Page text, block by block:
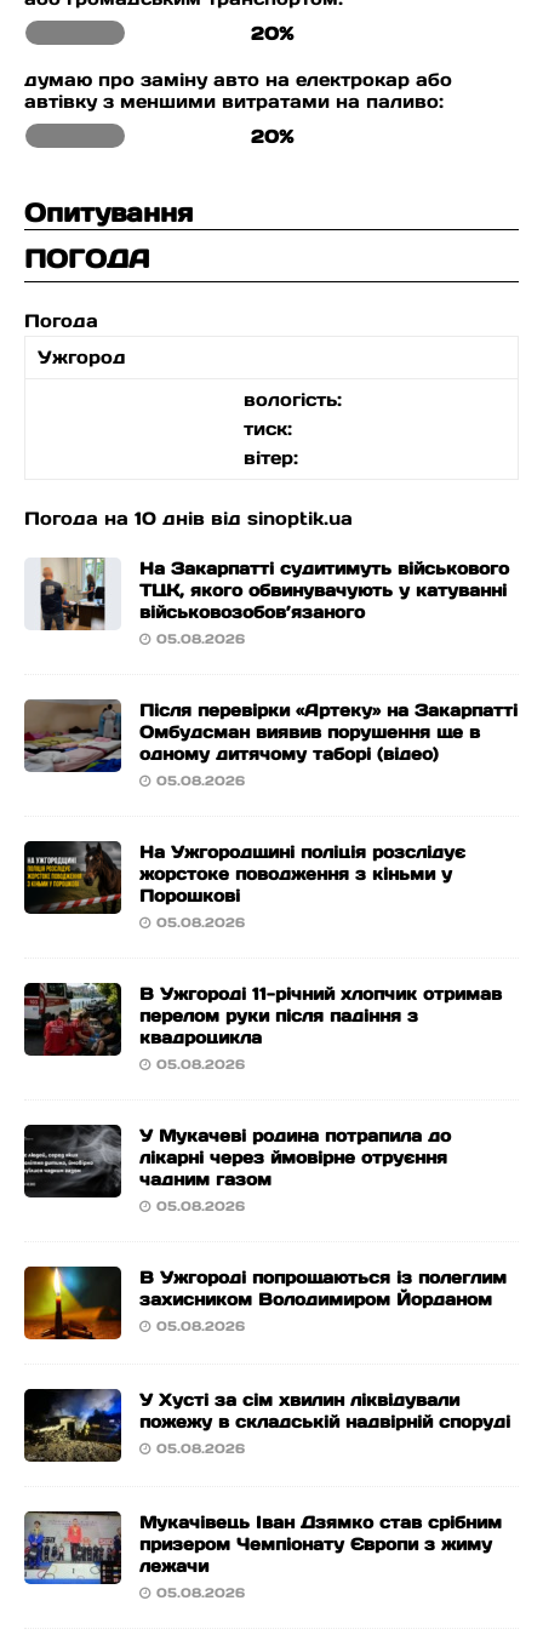
20%
думаю про заміну авто на електрокар або
автівку з меншими витратами на паливо:
20%
Опитування
ПОГОДА
Погода
Ужгород
вологість:
тиск:
вітер:
Погода на 10 днів від sinoptik.ua
На Закарпатті судитимуть військового
ТЦК, якого обвинувачують у катуванні
військовозобов’язаного
05.08.2026
Після перевірки «Артеку» на Закарпатті
Омбудсман виявив порушення ще в
одному дитячому таборі (відео)
05.08.2026
На Ужгородщині поліція розслідує
жорстоке поводження з кіньми у
Порошкові
05.08.2026
В Ужгороді 11-річний хлопчик отримав
перелом руки після падіння з
квадроцикла
05.08.2026
У Мукачеві родина потрапила до
лікарні через ймовірне отруєння
чадним газом
05.08.2026
В Ужгороді попрощаються із полеглим
захисником Володимиром Йорданом
05.08.2026
У Хусті за сім хвилин ліквідували
пожежу в складській надвірній споруді
05.08.2026
Мукачівець Іван Дзямко став срібним
призером Чемпіонату Європи з жиму
лежачи
05.08.2026